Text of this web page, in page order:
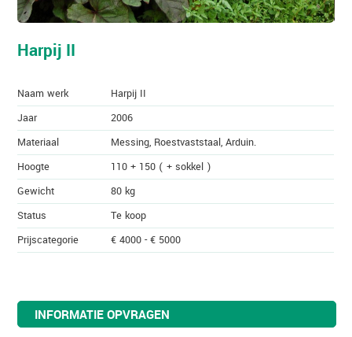
Harpij II
Naam werk
Harpij II
Jaar
2006
Materiaal
Messing, Roestvaststaal, Arduin.
Hoogte
110 + 150 ( + sokkel )
Gewicht
80 kg
Status
Te koop
Prijscategorie
€ 4000 - € 5000
INFORMATIE OPVRAGEN